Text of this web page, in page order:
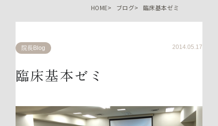
HOME ブログ 臨床基本ゼミ
院長Blog 2014.05.17
臨床基本ゼミ